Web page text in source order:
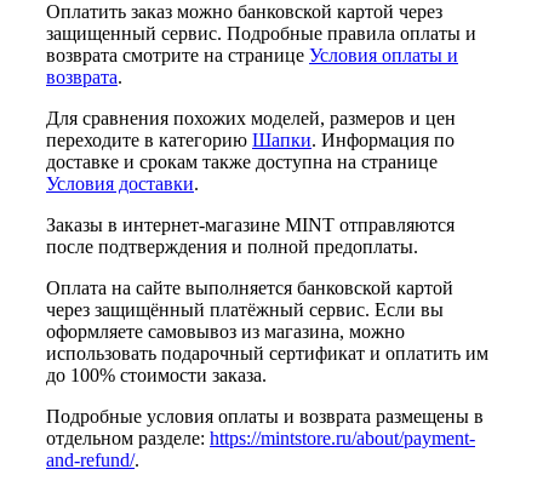
Оплатить заказ можно банковской картой через
защищенный сервис. Подробные правила оплаты и
возврата смотрите на странице Условия оплаты и
возврата.
Для сравнения похожих моделей, размеров и цен
переходите в категорию Шапки. Информация по
доставке и срокам также доступна на странице
Условия доставки.
Заказы в интернет-магазине MINT отправляются
после подтверждения и полной предоплаты.
Оплата на сайте выполняется банковской картой
через защищённый платёжный сервис. Если вы
оформляете самовывоз из магазина, можно
использовать подарочный сертификат и оплатить им
до 100% стоимости заказа.
Подробные условия оплаты и возврата размещены в
отдельном разделе: https://mintstore.ru/about/payment-
and-refund/.